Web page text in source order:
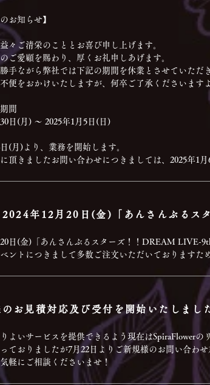
お知らせ】
々ご清栄のこととお喜び申し上げます。
ご愛顧を賜わり、厚くお礼申しあげます。
手ながら弊社では下記の期間を休業とさせていただ
便をおかけいたしますが、何卒ご了承くださいます
間
日(月) ～ 2025年1月5日(日)
(月)より、業務を開始します。
頂きましたお問い合わせにつきましては、2025年1
20日(金)「あんさんぶるスターズ！！DREAM LIVE-
ントにつきまして多数ご注文いただいておりますた
のお見積対応及び受付を開始いたしまし
よいサービスを提供できるよう現在はSpiraFlower
ておりましたが7月22日よりご新規様のお問い合わせ
軽にご相談くださいませ！